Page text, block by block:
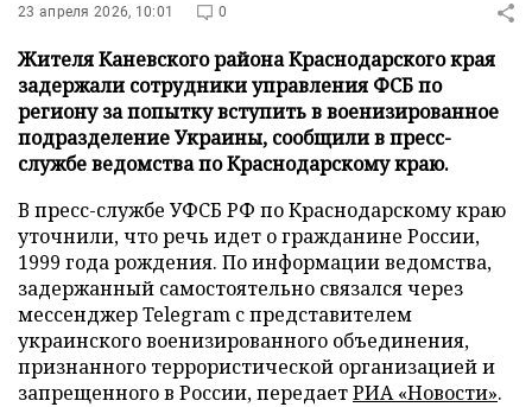
23 апреля 2026, 10:01 0
Жителя Каневского района Краснодарского края
задержали сотрудники управления ФСБ по
региону за попытку вступить в военизированное
подразделение Украины, сообщили в пресс-
службе ведомства по Краснодарскому краю.
В пресс-службе УФСБ РФ по Краснодарскому краю
уточнили, что речь идет о гражданине России,
1999 года рождения. По информации ведомства,
задержанный самостоятельно связался через
мессенджер Telegram с представителем
украинского военизированного объединения,
признанного террористической организацией и
запрещенного в России, передаетРИА «Новости».